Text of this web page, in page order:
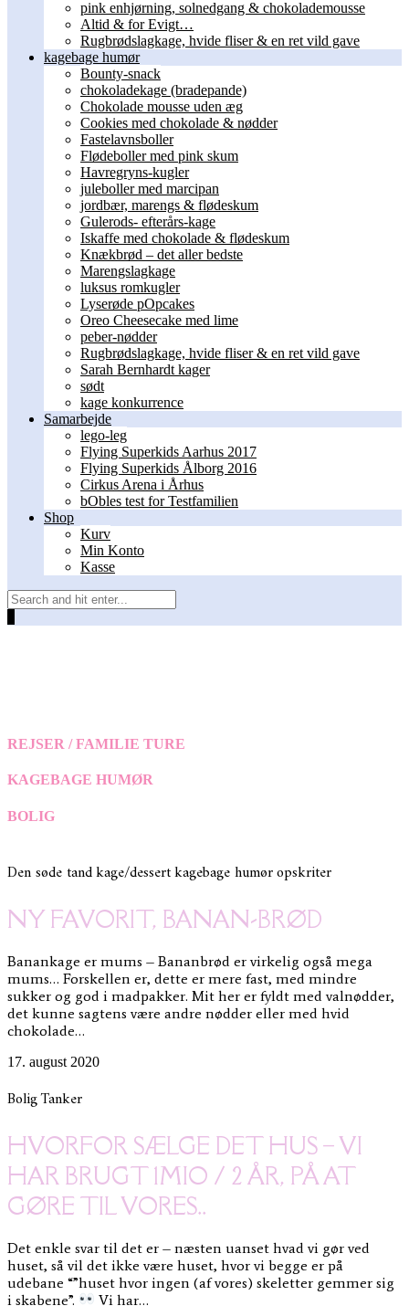
pink enhjørning, solnedgang & chokolademousse
Altid & for Evigt…
Rugbrødslagkage, hvide fliser & en ret vild gave
kagebage humør
Bounty-snack
chokoladekage (bradepande)
Chokolade mousse uden æg
Cookies med chokolade & nødder
Fastelavnsboller
Flødeboller med pink skum
Havregryns-kugler
juleboller med marcipan
jordbær, marengs & flødeskum
Gulerods- efterårs-kage
Iskaffe med chokolade & flødeskum
Knækbrød – det aller bedste
Marengslagkage
luksus romkugler
Lyserøde pOpcakes
Oreo Cheesecake med lime
peber-nødder
Rugbrødslagkage, hvide fliser & en ret vild gave
Sarah Bernhardt kager
sødt
kage konkurrence
Samarbejde
lego-leg
Flying Superkids Aarhus 2017
Flying Superkids Ålborg 2016
Cirkus Arena i Århus
bObles test for Testfamilien
Shop
Kurv
Min Konto
Kasse
REJSER / FAMILIE TURE
KAGEBAGE HUMØR
BOLIG
Den søde tandkage/dessertkagebage humøropskriter
NY FAVORIT, BANAN-BRØD
Banankage er mums – Bananbrød er virkelig også mega
mums… Forskellen er, dette er mere fast, med mindre
sukker og god i madpakker. Mit her er fyldt med valnødder,
det kunne sagtens være andre nødder eller med hvid
chokolade…
17. august 2020
BoligTanker
HVORFOR SÆLGE DET HUS – VI
HAR BRUGT 1MIO / 2 ÅR, PÅ AT
GØRE TIL VORES..
Det enkle svar til det er – næsten uanset hvad vi gør ved
huset, så vil det ikke være huset, hvor vi begge er på
udebane “”huset hvor ingen (af vores) skeletter gemmer sig
i skabene”.
Vi har…